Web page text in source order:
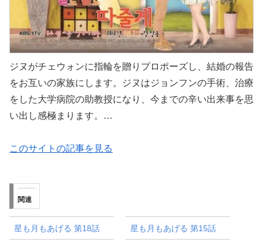
ジヌがチェウォンに指輪を贈りプロポーズし、結婚の報告
をお互いの家族にします。ジヌはジョンフンの手術、治療
をした大学病院の助教授になり、今までの辛い出来事を思
い出し感極まります。…
このサイトの記事を見る
関連
星も月もあげる 第18話
星も月もあげる 第15話